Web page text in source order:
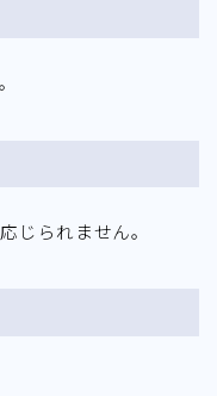
じられません。